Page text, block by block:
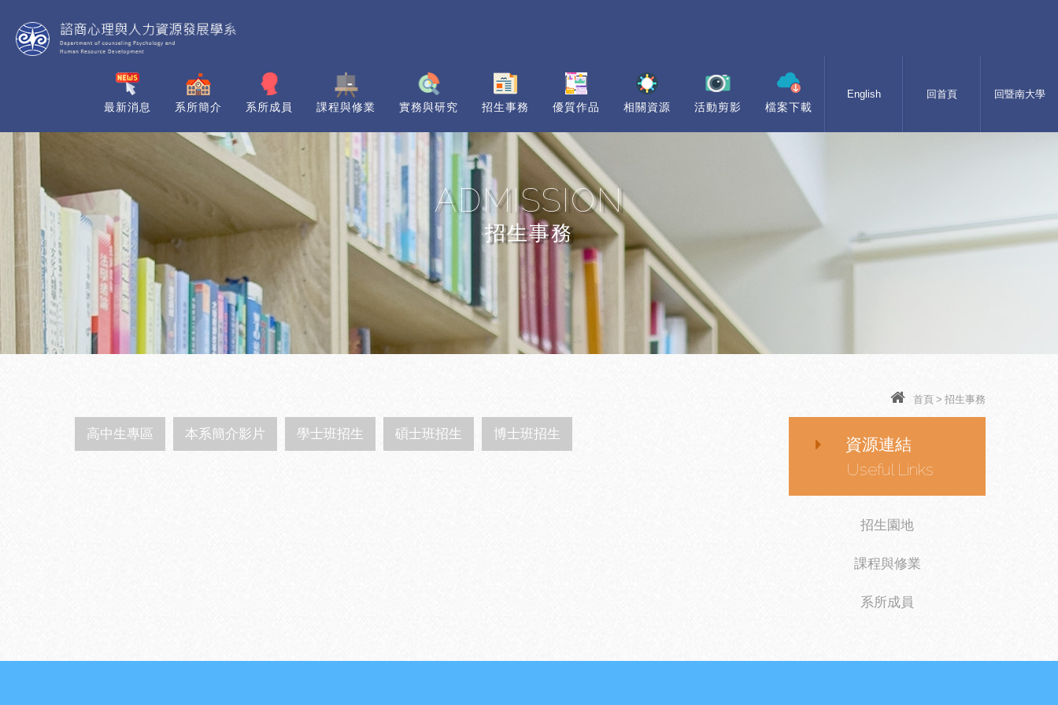
最新消息 系所簡介 系所成員 課程與修業 實務與研究 招生事務 優質作品 相關資源 活動剪影 檔案下載
English 回首頁 回暨南大學
ADMISSION
招生事務
首頁 > 招生事務
高中生專區 本系簡介影片 學士班招生 碩士班招生 博士班招生
資源連結
Useful Links
招生園地
課程與修業
系所成員